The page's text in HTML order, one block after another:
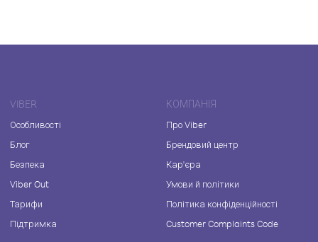
VIBER
Особливості
Блог
Безпека
Viber Out
Тарифи
Підтримка
КОМПАНІЯ
Про Viber
Брендовий центр
Кар'єра
Умови й політики
Політика конфіденційності
Customer Complaints Code